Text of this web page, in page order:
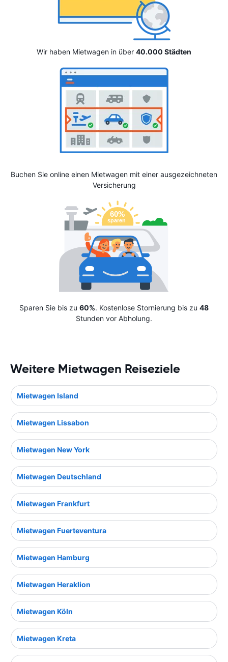
Wir haben Mietwagen in über 40.000 Städten
Buchen Sie online einen Mietwagen mit einer ausgezeichneten
Versicherung
Sparen Sie bis zu 60%. Kostenlose Stornierung bis zu 48
Stunden vor Abholung.
Weitere Mietwagen Reiseziele
Mietwagen Island
Mietwagen Lissabon
Mietwagen New York
Mietwagen Deutschland
Mietwagen Frankfurt
Mietwagen Fuerteventura
Mietwagen Hamburg
Mietwagen Heraklion
Mietwagen Köln
Mietwagen Kreta